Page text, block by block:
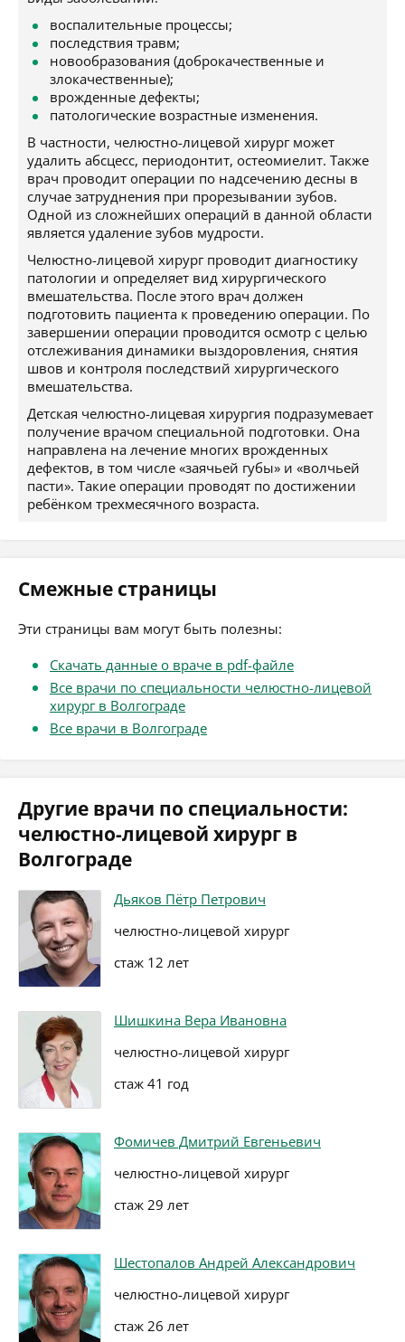
воспалительные процессы;
последствия травм;
новообразования (доброкачественные и
злокачественные);
врожденные дефекты;
патологические возрастные изменения.
В частности, челюстно-лицевой хирург может
удалить абсцесс, периодонтит, остеомиелит. Также
врач проводит операции по надсечению десны в
случае затруднения при прорезывании зубов.
Одной из сложнейших операций в данной области
является удаление зубов мудрости.
Челюстно-лицевой хирург проводит диагностику
патологии и определяет вид хирургического
вмешательства. После этого врач должен
подготовить пациента к проведению операции. По
завершении операции проводится осмотр с целью
отслеживания динамики выздоровления, снятия
швов и контроля последствий хирургического
вмешательства.
Детская челюстно-лицевая хирургия подразумевает
получение врачом специальной подготовки. Она
направлена на лечение многих врожденных
дефектов, в том числе «заячьей губы» и «волчьей
пасти». Такие операции проводят по достижении
ребёнком трехмесячного возраста.
Смежные страницы
Эти страницы вам могут быть полезны:
Скачать данные о враче в pdf-файле
Все врачи по специальности челюстно-лицевой
хирург в Волгограде
Все врачи в Волгограде
Другие врачи по специальности:
челюстно-лицевой хирург в
Волгограде
Дьяков Пётр Петрович
челюстно-лицевой хирург
стаж 12 лет
Шишкина Вера Ивановна
челюстно-лицевой хирург
стаж 41 год
Фомичев Дмитрий Евгеньевич
челюстно-лицевой хирург
стаж 29 лет
Шестопалов Андрей Александрович
челюстно-лицевой хирург
стаж 26 лет